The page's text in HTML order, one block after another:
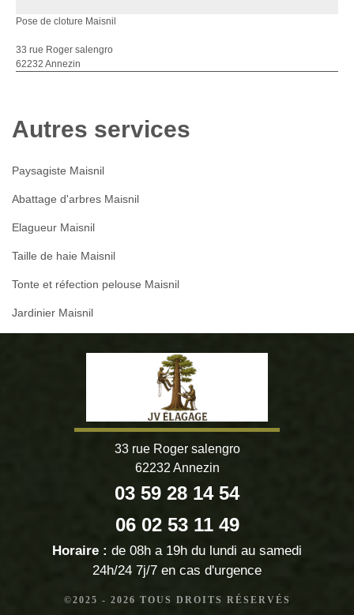
Pose de cloture Maisnil
33 rue Roger salengro
62232 Annezin
Autres services
Paysagiste Maisnil
Abattage d'arbres Maisnil
Elagueur Maisnil
Taille de haie Maisnil
Tonte et réfection pelouse Maisnil
Jardinier Maisnil
33 rue Roger salengro
62232 Annezin
03 59 28 14 54
06 02 53 11 49
Horaire : de 08h a 19h du lundi au samedi
24h/24 7j/7 en cas d'urgence
©2025 - 2026 TOUS DROITS RÉSERVÉS